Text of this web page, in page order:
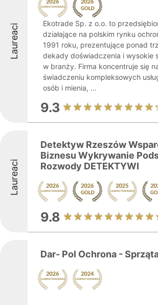
Laureaci
Ekotrade Sp. z o.o. to
działające na polskim rynku
1991 roku, prezentujące ponad
dekady doświadczenia i wysokie
w branży. Firma koncentruje się
świadczeniu kompleksowych
osób i mienia, ...
9.3
Laureaci
Detektyw Rzeszów
Biznesu Wykrywanie
Rozwody DETEKTYWI
9.8
Dar- Pol Ochrona -